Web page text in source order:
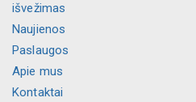
išvežimas
Naujienos
Paslaugos
Apie mus
Kontaktai